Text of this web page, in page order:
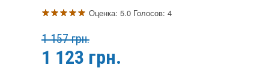
Оценка: 5.0 Голосов: 4
1 157 грн.
1 123 грн.